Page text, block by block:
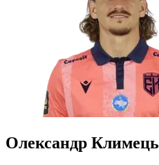
Олександр Климець